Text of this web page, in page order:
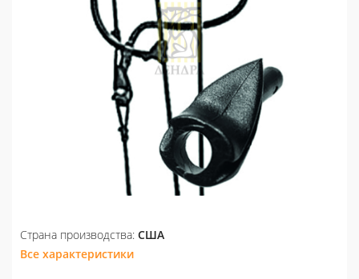
Страна производства: США
Все характеристики